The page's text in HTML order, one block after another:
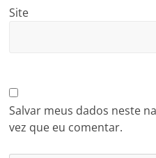
Site
Salvar meus dados neste
vez que eu comentar.